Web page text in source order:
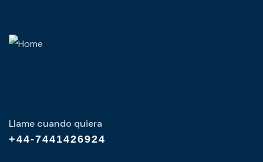
Llame cuando quiera
+44-7441426924